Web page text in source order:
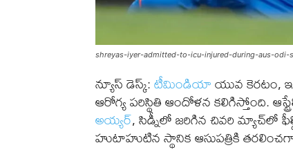
shreyas-iyer-admitted-to-icu-injured-during-aus-odi-
న్యూస్ డెస్క్:టీమిండియాయువ కెరటం,
ఆరోగ్య పరిస్థితి ఆందోళన కలిగిస్తోంది.
అయ్యర్, సిడ్నీలో జరిగిన చివరి మ్యాచ్‌లో
హుటాహుటిన స్థానిక ఆసుపత్రికి